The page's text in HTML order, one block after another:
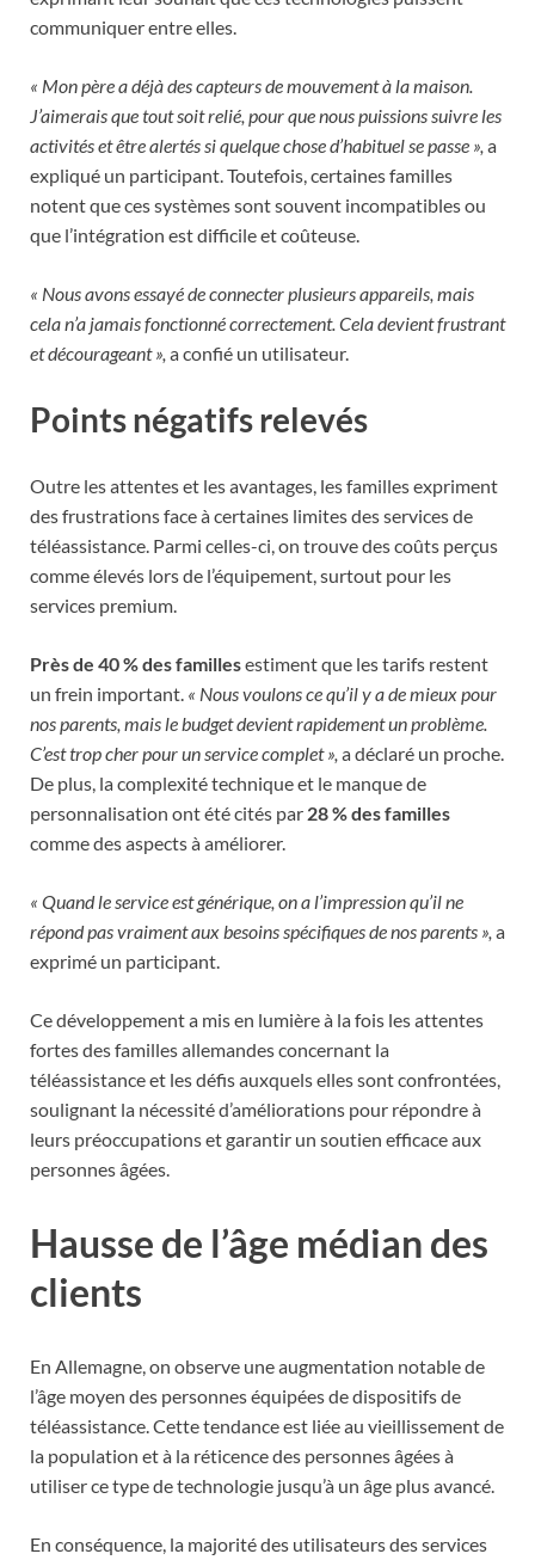
communiquer entre elles.
« Mon père a déjà des capteurs de mouvement à la maison.
J’aimerais que tout soit relié, pour que nous puissions suivre les
activités et être alertés si quelque chose d’habituel se passe », a
expliqué un participant. Toutefois, certaines familles
notent que ces systèmes sont souvent incompatibles ou
que l’intégration est difficile et coûteuse.
« Nous avons essayé de connecter plusieurs appareils, mais
cela n’a jamais fonctionné correctement. Cela devient frustrant
et décourageant », a confié un utilisateur.
Points négatifs relevés
Outre les attentes et les avantages, les familles expriment
des frustrations face à certaines limites des services de
téléassistance. Parmi celles-ci, on trouve des coûts perçus
comme élevés lors de l’équipement, surtout pour les
services premium.
Près de 40 % des famillesestiment que les tarifs restent
un frein important. « Nous voulons ce qu’il y a de mieux pour
nos parents, mais le budget devient rapidement un problème.
C’est trop cher pour un service complet », a déclaré un proche.
De plus, la complexité technique et le manque de
personnalisation ont été cités par 28 % des familles
comme des aspects à améliorer.
« Quand le service est générique, on a l’impression qu’il ne
répond pas vraiment aux besoins spécifiques de nos parents », a
exprimé un participant.
Ce développement a mis en lumière à la fois les attentes
fortes des familles allemandes concernant la
téléassistance et les défis auxquels elles sont confrontées,
soulignant la nécessité d’améliorations pour répondre à
leurs préoccupations et garantir un soutien efficace aux
personnes âgées.
Hausse de l’âge médian des
clients
En Allemagne, on observe une augmentation notable de
l’âge moyen des personnes équipées de dispositifs de
téléassistance. Cette tendance est liée au vieillissement de
la population et à la réticence des personnes âgées à
utiliser ce type de technologie jusqu’à un âge plus avancé.
En conséquence, la majorité des utilisateurs des services